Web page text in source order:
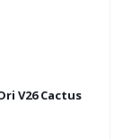
V26 Cactus